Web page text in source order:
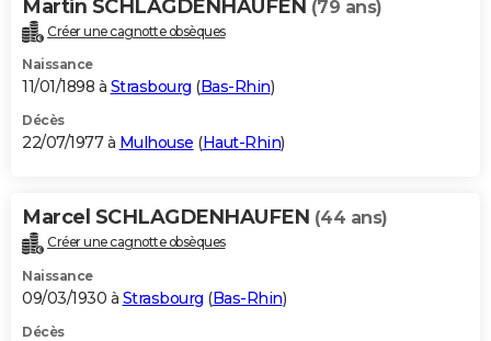
Martin SCHLAGDENHAUFEN (79 ans)
Créer une cagnotte obsèques
Naissance
11/01/1898 à Strasbourg (Bas-Rhin)
Décès
22/07/1977 à Mulhouse (Haut-Rhin)
Marcel SCHLAGDENHAUFEN (44 ans)
Créer une cagnotte obsèques
Naissance
09/03/1930 à Strasbourg (Bas-Rhin)
Décès